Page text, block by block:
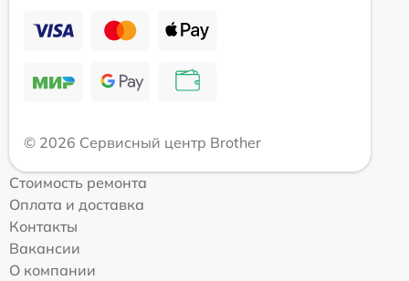
© 2026 Сервисный центр Brother
Стоимость ремонта
Оплата и доставка
Контакты
Вакансии
О компании